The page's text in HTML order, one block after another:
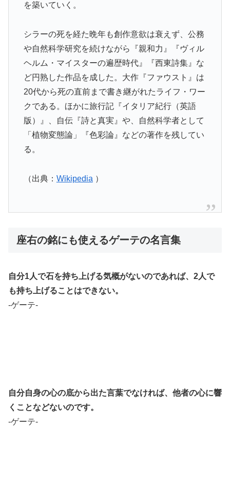
を築いていく。
シラーの死を経た晩年も創作意欲は衰えず、公務
や自然科学研究を続けながら『親和力』『ヴィル
ヘルム・マイスターの遍歴時代』『西東詩集』な
ど円熟した作品を成した。大作『ファウスト』は
20代から死の直前まで書き継がれたライフ・ワー
クである。ほかに旅行記『イタリア紀行（英語
版）』、自伝『詩と真実』や、自然科学者として
「植物変態論」『色彩論』などの著作を残してい
る。
（出典： Wikipedia ）
座右の銘にも使えるゲーテの名言集
自分1人で石を持ち上げる気概がないのであれば、2人で
も持ち上げることはできない。
-ゲーテ-
自分自身の心の底から出た言葉でなければ、他者の心に響
くことなどないのです。
-ゲーテ-